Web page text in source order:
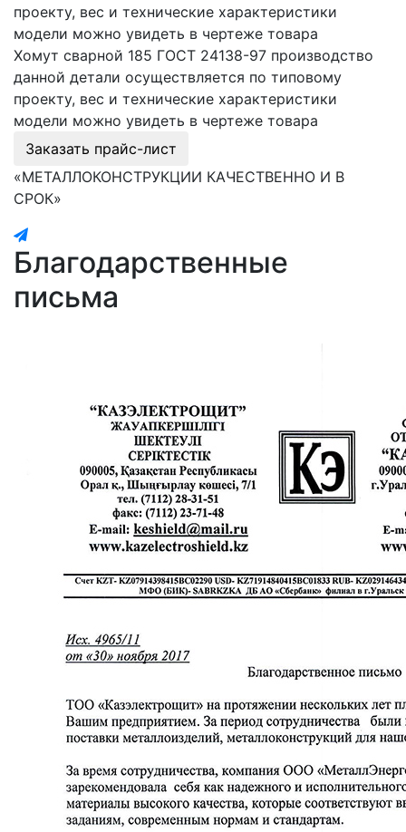
проекту, вес и технические характеристики
модели можно увидеть в чертеже товара
Хомут сварной 185 ГОСТ 24138-97 производство
данной детали осуществляется по типовому
проекту, вес и технические характеристики
модели можно увидеть в чертеже товара
Заказать прайс-лист
«МЕТАЛЛОКОНСТРУКЦИИ КАЧЕСТВЕННО И В
СРОК»
Благодарственные
письма